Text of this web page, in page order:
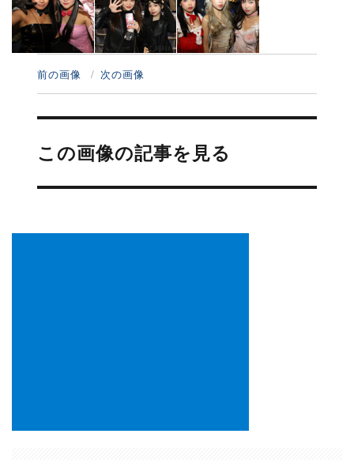
前の画像 次の画像
投
ナ
ビ
ー
この画像の記事を見る